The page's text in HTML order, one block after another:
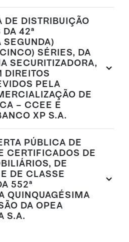
DE DISTRIBUIÇÃO
DA 42ª
SEGUNDA)
SÉRIES, DA
SECURITIZADORA,
DIREITOS
PELA
DE
– CCEE E
XP S.A.
PÚBLICA DE
CERTIFICADOS DE
DE
DE CLASSE
552ª
QUINQUAGÉSIMA
DA OPEA
S.A.